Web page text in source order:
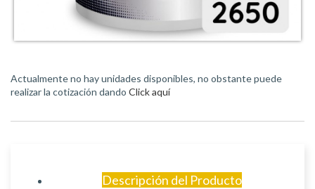
Actualmente no hay unidades disponibles, no obstante puede
realizar la cotización dando Click aquí
Descripción del Producto